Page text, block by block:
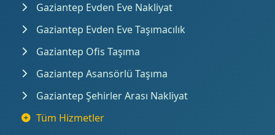
Gaziantep Evden Eve Nakliyat
Gaziantep Evden Eve Taşımacılık
Gaziantep Ofis Taşıma
Gaziantep Asansörlü Taşıma
Gaziantep Şehirler Arası Nakliyat
Tüm Hizmetler